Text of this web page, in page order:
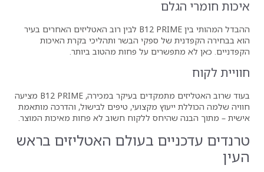
ההבדל המהותי בין B12 PRIME לבין רוב האטליזים האחרים בעיר
ספקי הבשר ותהליכי בקרת האיכות
על פחות מהטוב ביותר.
בעוד שרוב האטליזים מתמקדים בעיקר במכירה, B12 PRIME מציעה
מקצועי, טיפים לבישול, והדרכה מותאמת
ללקוח חשוב לא פחות מאיכות המוצר.
בעולם האטליזים בראש